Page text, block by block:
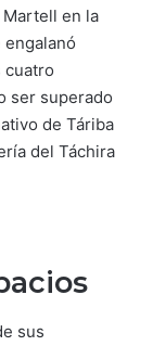
en la
engalanó
cuatro
ser superado
de Táriba
del Táchira
sus